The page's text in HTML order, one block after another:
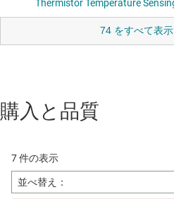
74 をすべて表示
購入と品質